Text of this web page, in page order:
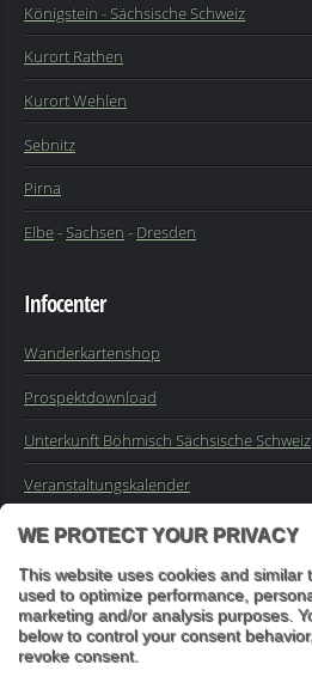
Königstein - Sächsische Schweiz
Kurort Rathen
Kurort Wehlen
Sebnitz
Pirna
Elbe-Sachsen - Dresden
Infocenter
Wanderkartenshop
Prospektdownload
Unterkunft Böhmisch Sächsische Schweiz
Veranstaltungskalender
Impressum
Buchungsanfrage